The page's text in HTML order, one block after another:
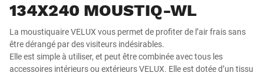
134X240 MOUSTIQ-WL
La moustiquaire VELUX vous permet de profiter de l’air frais sans
être dérangé par des visiteurs indésirables.
Elle est simple à utiliser, et peut être combinée avec tous les
accessoires intérieurs ou extérieurs VELUX. Elle est dotée d’un tissu